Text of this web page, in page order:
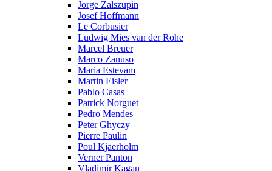
Jorge Zalszupin
Josef Hoffmann
Le Corbusier
Ludwig Mies van der Rohe
Marcel Breuer
Marco Zanuso
Maria Estevam
Martin Eisler
Pablo Casas
Patrick Norguet
Pedro Mendes
Peter Ghyczy
Pierre Paulin
Poul Kjaerholm
Verner Panton
Vladimir Kagan